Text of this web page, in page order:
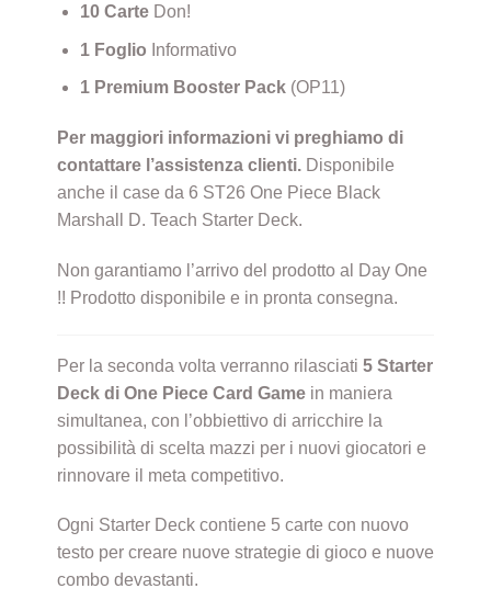
10 CarteDon!
1 Foglio Informativo
1 Premium Booster Pack(OP11)
Per maggiori informazioni vi preghiamo di
contattare l’assistenza clienti. Disponibile
anche il case da 6 ST26 One Piece Black
Marshall D. Teach Starter Deck.
Non garantiamo l’arrivo del prodotto al Day One
!! Prodotto disponibile e in pronta consegna.
Per la seconda volta verranno rilasciati 5 Starter
Deck di One Piece Card Gamein maniera
simultanea, con l’obbiettivo di arricchire la
possibilità di scelta mazzi per i nuovi giocatori e
rinnovare il meta competitivo.
Ogni Starter Deck contiene 5 carte con nuovo
testo per creare nuove strategie di gioco e nuove
combo devastanti.